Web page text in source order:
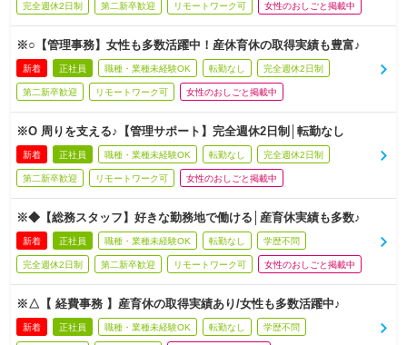
完全週休2日制 第二新卒歓迎 リモートワーク可 女性のおしごと掲載中
※○【管理事務】女性も多数活躍中！産休育休の取得実績も豊富♪
新着 正社員 職種・業種未経験OK 転勤なし 完全週休2日制
第二新卒歓迎 リモートワーク可 女性のおしごと掲載中
※O 周りを支える♪【管理サポート】完全週休2日制│転勤なし
新着 正社員 職種・業種未経験OK 転勤なし 完全週休2日制
第二新卒歓迎 リモートワーク可 女性のおしごと掲載中
※◆【総務スタッフ】好きな勤務地で働ける│産育休実績も多数♪
新着 正社員 職種・業種未経験OK 転勤なし 学歴不問
完全週休2日制 第二新卒歓迎 リモートワーク可 女性のおしごと掲載中
※△【 経費事務 】産育休の取得実績あり/女性も多数活躍中♪
新着 正社員 職種・業種未経験OK 転勤なし 学歴不問